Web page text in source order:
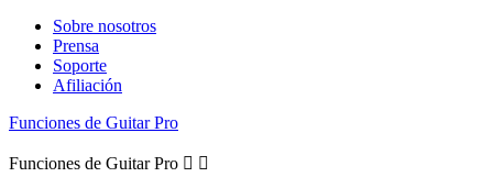
Sobre nosotros
Prensa
Soporte
Afiliación
Funciones de Guitar Pro
Funciones de Guitar Pro  